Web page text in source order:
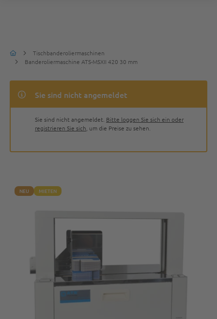
Tischbanderoliermaschinen
Banderoliermaschine ATS-MSXII 420 30 mm
Sie sind nicht angemeldet
Sie sind nicht angemeldet. Bitte loggen Sie sich ein oder
registrieren Sie sich , um die Preise zu sehen.
NEU MIETEN